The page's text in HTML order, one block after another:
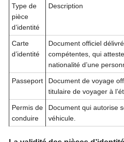
Type de
pièce
d’identité
Description
Carte
d’identité
Document officiel
compétentes, qui
nationalité d’une
Passeport
Document de voyage
titulaire de voyager à
Permis de
conduire
Document qui autorise
véhicule.